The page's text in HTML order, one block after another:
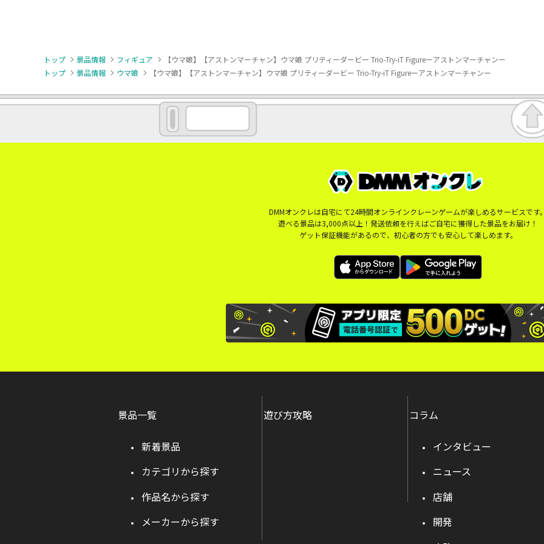
トップ 景品情報 フィギュア
【ウマ娘】【アストンマーチャン】ウマ娘 プリティーダービー Trio-Try-iT Figureーアストンマーチャンー
トップ
景品情報 ウマ娘 【ウマ娘】【アストンマーチャン】ウマ娘 プリティーダービー Trio-Try-iT Figureーアストンマーチャンー
DMMオンクレは自宅にて24時間オンラインクレーンゲームが楽しめるサービスです
遊べる景品は3,000点以上！発送依頼を行えばご自宅に獲得した景品をお届け！
ゲット保証機能があるので、初心者の方でも安心して楽しめます。
景品一覧
新着景品
カテゴリから探す
作品名から探す
メーカーから探す
遊び方攻略 コラム
インタビュー
ニュース
店舗
開発